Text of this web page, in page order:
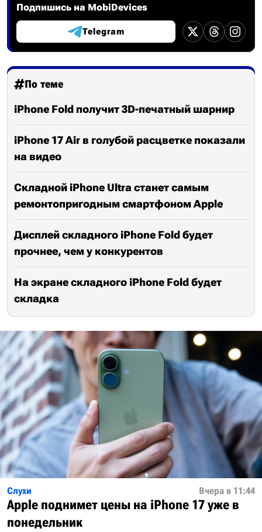
Подпишись на MobiDevices
Telegram
По теме
iPhone Fold получит 3D-печатный шарнир
iPhone 17 Air в голубой расцветке показали
на видео
Складной iPhone Ultra станет самым
ремонтопригодным смартфоном Apple
Дисплей складного iPhone Fold будет
прочнее, чем у конкурентов
На экране складного iPhone Fold будет
складка
Слухи Вчера в 11:44
Apple поднимет цены на iPhone 17 уже в
понедельник